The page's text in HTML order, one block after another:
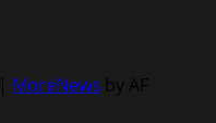
| MoreNews by AF